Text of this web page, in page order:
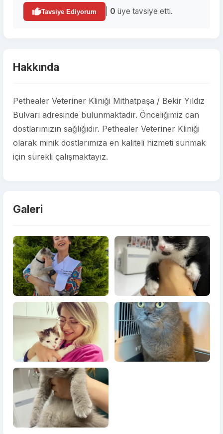
Tavsiye Ediyorum 0 üye tavsiye etti.
Hakkında
Pethealer Veteriner Kliniği Mithatpaşa / Bekir Yıldız
Bulvarı adresinde bulunmaktadır. Önceliğimiz can
dostlarımızın sağlığıdır. Pethealer Veteriner Kliniği
olarak minik dostlarımıza en kaliteli hizmeti sunmak
için sürekli çalışmaktayız.
Galeri